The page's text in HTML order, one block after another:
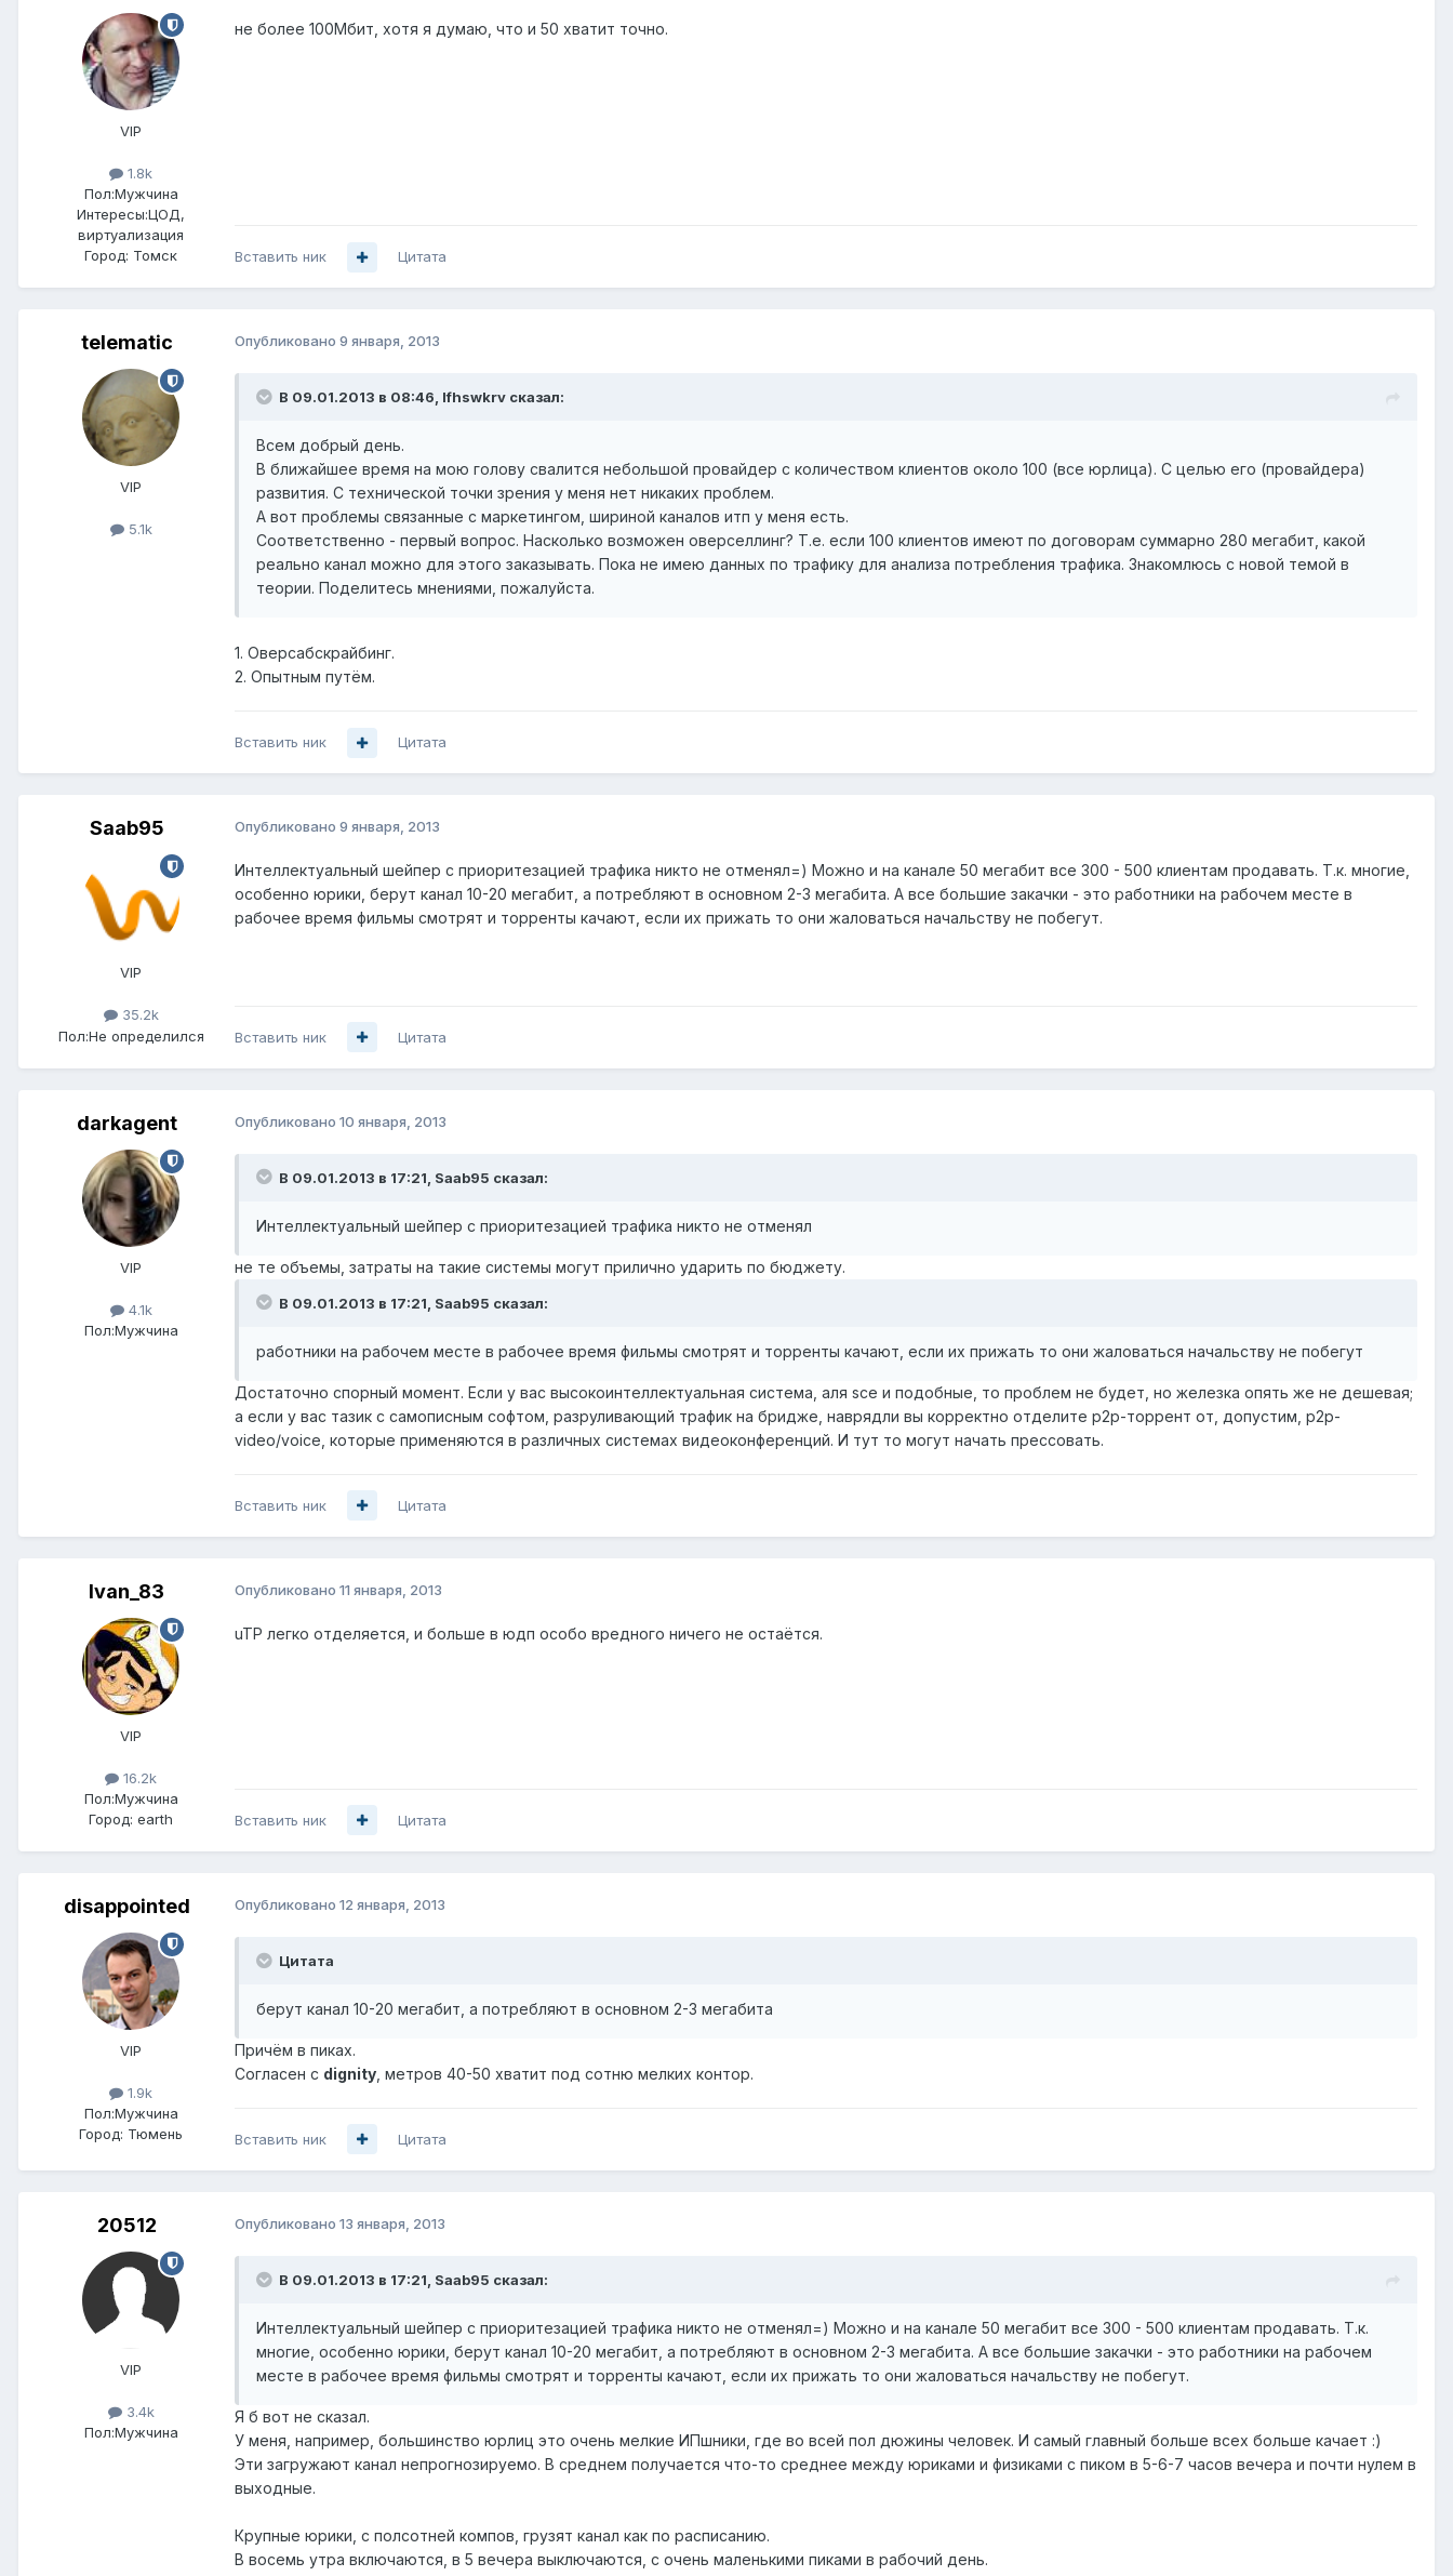
VIP
1.8k
Пол:Мужчина
Интересы:ЦОД,
виртуализация
Город: Томск
не более 100Мбит, хотя я думаю, что и 50 хватит точно.
Вставить ник Цитата
telematic
VIP
5.1k
Опубликовано 9 января, 2013
В 09.01.2013 в 08:46, lfhswkrv сказал:
Всем добрый день.
В ближайшее время на мою голову свалится небольшой провайдер с количеством клиентов около 100 (все юрлица). С целью его (провайдера)
развития. С технической точки зрения у меня нет никаких проблем.
А вот проблемы связанные с маркетингом, шириной каналов итп у меня есть.
Соответственно - первый вопрос. Насколько возможен оверселлинг? Т.е. если 100 клиентов имеют по договорам суммарно 280 мегабит, какой
реально канал можно для этого заказывать. Пока не имею данных по трафику для анализа потребления трафика. Знакомлюсь с новой темой в
теории. Поделитесь мнениями, пожалуйста.
1. Оверсабскрайбинг.
2. Опытным путём.
Вставить ник Цитата
Saab95
VIP
35.2k
Пол:Не определился
Опубликовано 9 января, 2013
Интеллектуальный шейпер с приоритезацией трафика никто не отменял=) Можно и на канале 50 мегабит все 300 - 500 клиентам продавать. Т.к. многие,
особенно юрики, берут канал 10-20 мегабит, а потребляют в основном 2-3 мегабита. А все большие закачки - это работники на рабочем месте в
рабочее время фильмы смотрят и торренты качают, если их прижать то они жаловаться начальству не побегут.
Вставить ник Цитата
darkagent
VIP
4.1k
Пол:Мужчина
Опубликовано 10 января, 2013
В 09.01.2013 в 17:21, Saab95 сказал:
Интеллектуальный шейпер с приоритезацией трафика никто не отменял
не те объемы, затраты на такие системы могут прилично ударить по бюджету.
В 09.01.2013 в 17:21, Saab95 сказал:
работники на рабочем месте в рабочее время фильмы смотрят и торренты качают, если их прижать то они жаловаться начальству не побегут
Достаточно спорный момент. Если у вас высокоинтеллектуальная система, аля sce и подобные, то проблем не будет, но железка опять же не дешевая;
а если у вас тазик с самописным софтом, разруливающий трафик на бридже, наврядли вы корректно отделите p2p-торрент от, допустим, p2p-
video/voice, которые применяются в различных системах видеоконференций. И тут то могут начать прессовать.
Вставить ник Цитата
Ivan_83
VIP
16.2k
Пол:Мужчина
Город: earth
Опубликовано 11 января, 2013
uTP легко отделяется, и больше в юдп особо вредного ничего не остаётся.
Вставить ник Цитата
disappointed
VIP
1.9k
Пол:Мужчина
Город: Тюмень
Опубликовано 12 января, 2013
Цитата
берут канал 10-20 мегабит, а потребляют в основном 2-3 мегабита
Причём в пиках.
Согласен с dignity , метров 40-50 хватит под сотню мелких контор.
Вставить ник Цитата
20512
VIP
3.4k
Пол:Мужчина
Опубликовано 13 января, 2013
В 09.01.2013 в 17:21, Saab95 сказал:
Интеллектуальный шейпер с приоритезацией трафика никто не отменял=) Можно и на канале 50 мегабит все 300 - 500 клиентам продавать. Т.к.
многие, особенно юрики, берут канал 10-20 мегабит, а потребляют в основном 2-3 мегабита. А все большие закачки - это работники на рабочем
месте в рабочее время фильмы смотрят и торренты качают, если их прижать то они жаловаться начальству не побегут.
Я б вот не сказал.
У меня, например, большинство юрлиц это очень мелкие ИПшники, где во всей пол дюжины человек. И самый главный больше всех больше качает :)
Эти загружают канал непрогнозируемо. В среднем получается что-то среднее между юриками и физиками с пиком в 5-6-7 часов вечера и почти нулем в
выходные.
Крупные юрики, с полсотней компов, грузят канал как по расписанию.
В восемь утра включаются, в 5 вечера выключаются, с очень маленькими пиками в рабочий день.